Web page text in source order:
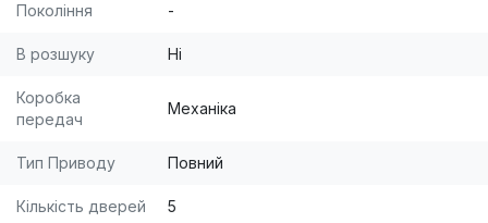
Покоління -
В розшуку Ні
Коробка
передач
Механіка
Тип Приводу Повний
Кількість дверей 5